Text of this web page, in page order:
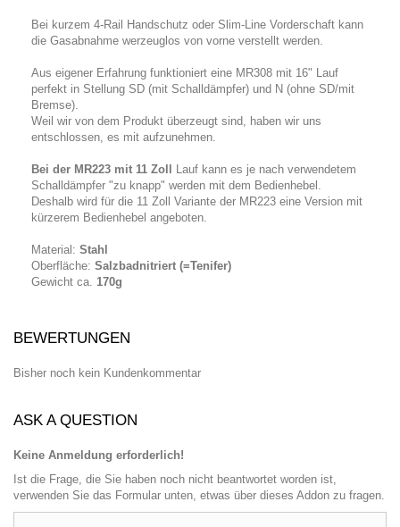
Bei kurzem 4-Rail Handschutz oder Slim-Line Vorderschaft kann
die Gasabnahme werzeuglos von vorne verstellt werden.
Aus eigener Erfahrung funktioniert eine MR308 mit 16" Lauf
perfekt in Stellung SD (mit Schalldämpfer) und N (ohne SD/mit
Bremse).
Weil wir von dem Produkt überzeugt sind, haben wir uns
entschlossen, es mit aufzunehmen.
Bei der MR223 mit 11 Zoll
Lauf kann es je nach verwendetem
Schalldämpfer "zu knapp" werden mit dem Bedienhebel.
Deshalb wird für die 11 Zoll Variante der MR223 eine Version mit
kürzerem Bedienhebel angeboten.
Material: Stahl
Oberfläche: Salzbadnitriert (=Tenifer)
Gewicht ca. 170g
BEWERTUNGEN
Bisher noch kein Kundenkommentar
ASK A QUESTION
Keine Anmeldung erforderlich!
Ist die Frage, die Sie haben noch nicht beantwortet worden ist,
verwenden Sie das Formular unten, etwas über dieses Addon zu fragen.